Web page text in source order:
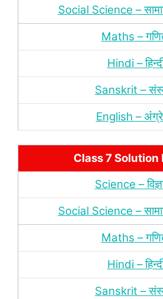
Social Science –
Maths –
Hindi –
Sanskrit –
English –
Class 7 Solution
Science –
Social Science –
Maths –
Hindi –
Sanskrit –